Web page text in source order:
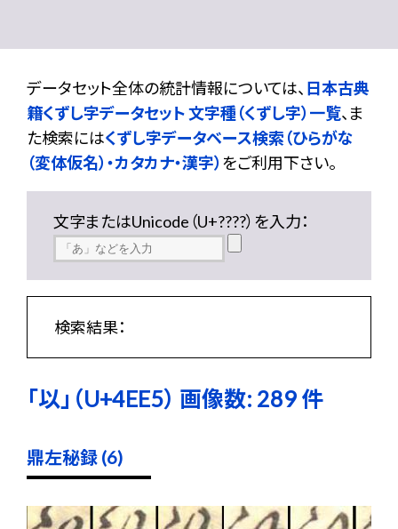
データセット全体の統計情報については、 日本古典
籍くずし字データセット 文字種（くずし字）一覧、ま
た検索にはくずし字データベース検索（ひらがな
（変体仮名）・カタカナ・漢字） をご利用下さい。
文字またはUnicode（U+????）を入力：
検索結果：
「以」（U+4EE5） 画像数: 289 件
鼎左秘録 (6)